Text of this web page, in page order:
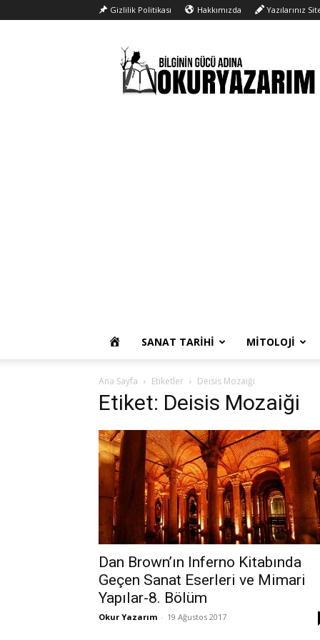
Gizlilik Politikası Hakkımızda Yazılarınız
Yazarım
OKUR
YAZARIM
SANAT TARIHI MITOLOJI
Ana Sayfa Etiketler Deisis Mozaiği
Etiket: Deisis Mozaiği
Dan Brown’ın Inferno Kitabında
Geçen Sanat Eserleri ve Mimari
Yapılar-8. Bölüm
Okur Yazarım - 19 Ağustos 2017